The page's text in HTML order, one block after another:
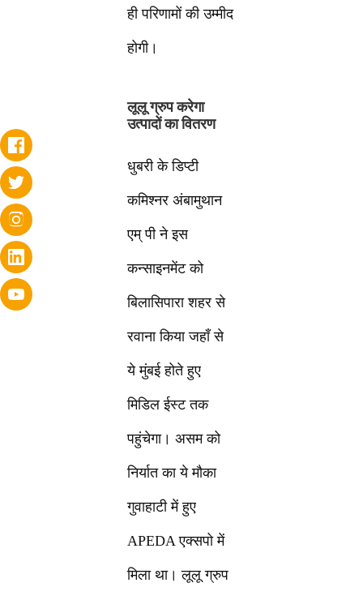
ही परिणामों की उम्मीद
होगी।
लूलू ग्रुप करेगा
उत्पादों का वितरण
धुबरी के डिप्टी
कमिश्नर अंबामुथान
एम् पी ने इस
कन्साइनमेंट को
बिलासिपारा शहर से
रवाना किया जहाँ से
ये मुंबई होते हुए
मिडिल ईस्ट तक
पहुंचेगा। असम को
निर्यात का ये मौका
गुवाहाटी में हुए
APEDA एक्सपो में
मिला था। लूलू ग्रुप